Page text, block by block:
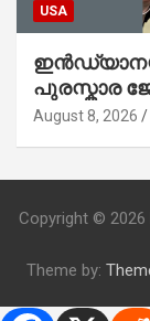
USA
പുരസ്കാര
മിഷിഗണിൽ
August 8, 2026
Copyright © 2026
Theme by: